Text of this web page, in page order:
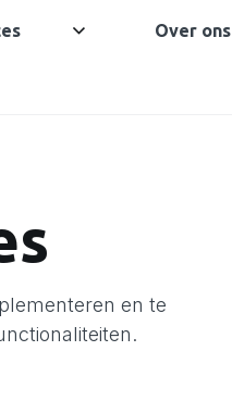
Over ons
en te